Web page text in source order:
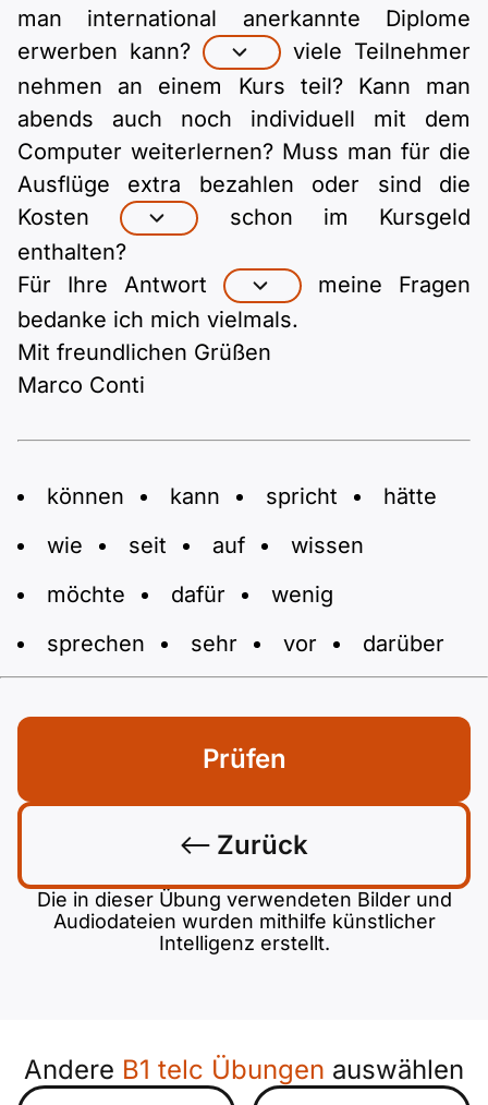
man international anerkannte Diplome
erwerben kann?
viele Teilnehmer
nehmen an einem Kurs teil? Kann man
abends auch noch individuell mit dem
Computer weiterlernen? Muss man für die
Ausflüge extra bezahlen oder sind die
Kosten
schon im Kursgeld
enthalten?
Für Ihre Antwort
meine Fragen
bedanke ich mich vielmals.
Mit freundlichen Grüßen
Marco Conti
können kann spricht
hätte
wie
seit auf
wissen
möchte
dafür
wenig
sprechen
sehr vor darüber
Zurück
Prüfen
Die in dieser Übung verwendeten Bilder und
Audiodateien wurden mithilfe künstlicher
Intelligenz erstellt.
Andere B1 telc Übungen auswählen